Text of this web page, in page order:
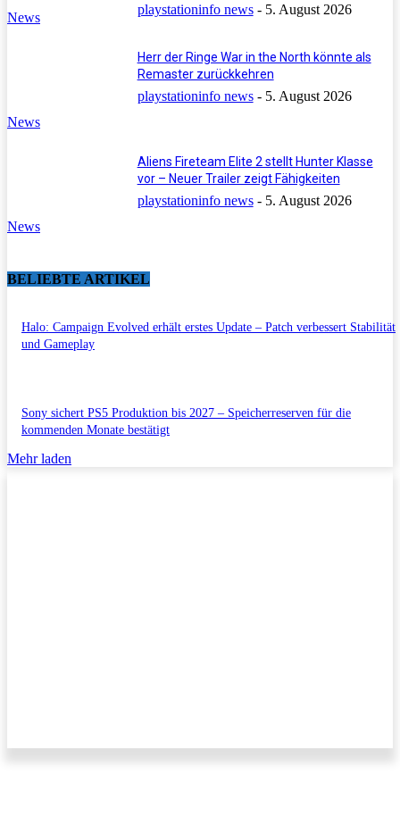
News
playstationinfo news - 5. August 2026
News
Herr der Ringe War in the North könnte als
Remaster zurückkehren
playstationinfo news - 5. August 2026
News
Aliens Fireteam Elite 2 stellt Hunter Klasse
vor – Neuer Trailer zeigt Fähigkeiten
playstationinfo news - 5. August 2026
BELIEBTE ARTIKEL
Halo: Campaign Evolved erhält erstes Update – Patch verbessert Stabilität
und Gameplay
Sony sichert PS5 Produktion bis 2027 – Speicherreserven für die
kommenden Monate bestätigt
Mehr laden